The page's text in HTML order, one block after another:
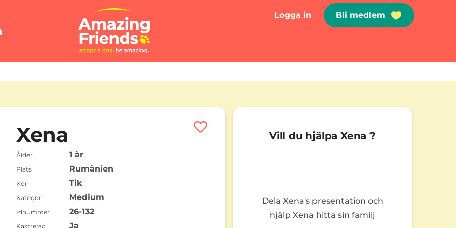
Logga in Bli medlem
Xena
Ålder 1 år
Plats Rumänien
Kön Tik
Kategori Medium
Idnummer 26-132
Kastrerad Ja
Vill du hjälpa Xena ?
Dela Xena's presentation och
hjälp Xena hitta sin familj